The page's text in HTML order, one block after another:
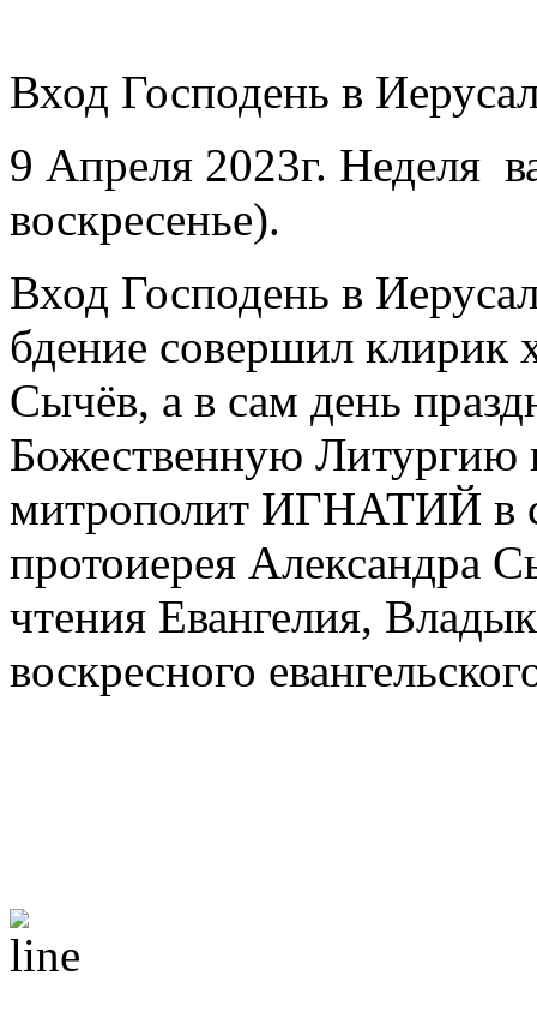
Вход Господень в
9 Апреля 2023г. Неделя
воскресенье).
Вход Господень в
бдение совершил клирик
Сычёв, а в сам день
Божественную Литургию
митрополит ИГНАТИЙ в
протоиерея Александра
чтения Евангелия,
воскресного